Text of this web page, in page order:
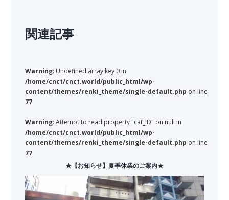
関連記事
Warning: Undefined array key 0 in
/home/cnct/cnct.world/public_html/wp-
content/themes/renki_theme/single-default.php on line
77
Warning: Attempt to read property "cat_ID" on null in
/home/cnct/cnct.world/public_html/wp-
content/themes/renki_theme/single-default.php on line
77
★【お知らせ】夏季休業のご案内★